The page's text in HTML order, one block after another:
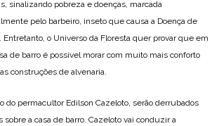
sinalizando pobreza e doenças, marcada
pelo barbeiro, inseto que causa a Doença de
Entretanto, o Universo da Floresta quer provar que em
de barro é possível morar com muito mais conforto
construções de alvenaria.
do permacultor Edilson Cazeloto, serão derrubados
sobre a casa de barro. Cazeloto vai conduzir a